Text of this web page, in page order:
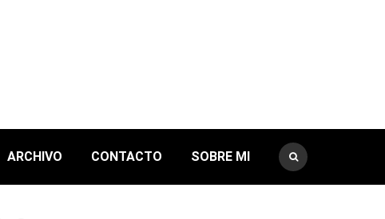
ARCHIVO CONTACTO SOBRE MI